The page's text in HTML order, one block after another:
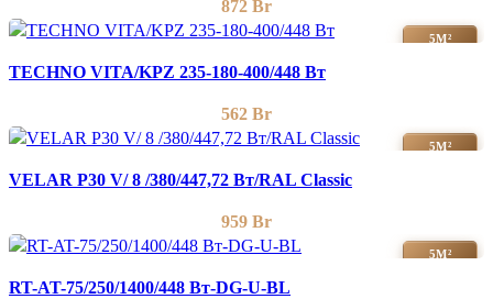
872 Br
5М²
TECHNO VITA/KPZ 235-180-400/448 Вт
562 Br
5М²
VELAR P30 V/ 8 /380/447,72 Вт/RAL Classic
959 Br
5М²
RT-AT-75/250/1400/448 Вт-DG-U-BL